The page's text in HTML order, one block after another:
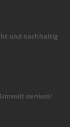
und nachhaltig
denken!